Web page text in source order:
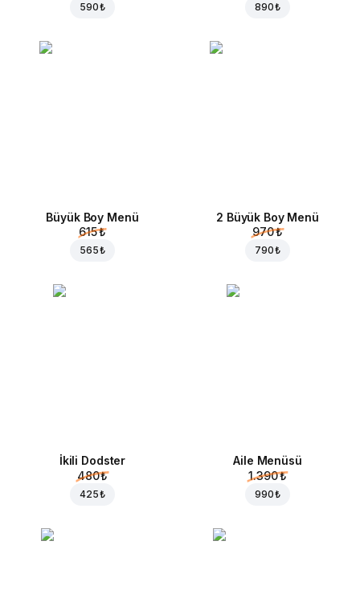
590 ₺ 890 ₺
Büyük Boy Menü
615 ₺
565 ₺
2 Büyük Boy Menü
970 ₺
790 ₺
İkili Dodster
480 ₺
425 ₺
Aile Menüsü
1.390 ₺
990 ₺